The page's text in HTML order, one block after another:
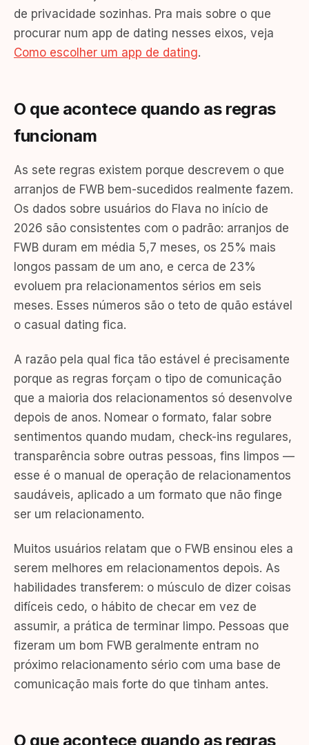
de privacidade sozinhas. Pra mais sobre o que
procurar num app de dating nesses eixos, veja
Como escolher um app de dating.
O que acontece quando as regras
funcionam
As sete regras existem porque descrevem o que
arranjos de FWB bem-sucedidos realmente fazem.
Os dados sobre usuários do Flava no início de
2026 são consistentes com o padrão: arranjos de
FWB duram em média 5,7 meses, os 25% mais
longos passam de um ano, e cerca de 23%
evoluem pra relacionamentos sérios em seis
meses. Esses números são o teto de quão estável
o casual dating fica.
A razão pela qual fica tão estável é precisamente
porque as regras forçam o tipo de comunicação
que a maioria dos relacionamentos só desenvolve
depois de anos. Nomear o formato, falar sobre
sentimentos quando mudam, check-ins regulares,
transparência sobre outras pessoas, fins limpos —
esse é o manual de operação de relacionamentos
saudáveis, aplicado a um formato que não finge
ser um relacionamento.
Muitos usuários relatam que o FWB ensinou eles a
serem melhores em relacionamentos depois. As
habilidades transferem: o músculo de dizer coisas
difíceis cedo, o hábito de checar em vez de
assumir, a prática de terminar limpo. Pessoas que
fizeram um bom FWB geralmente entram no
próximo relacionamento sério com uma base de
comunicação mais forte do que tinham antes.
O que acontece quando as regras